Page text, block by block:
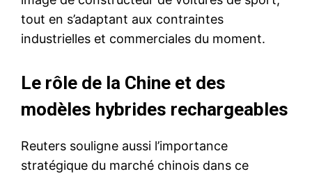
tout en s’adaptant aux contraintes
industrielles et commerciales du moment.
Le rôle de la Chine et des
modèles hybrides rechargeables
Reuters souligne aussi l’importance
stratégique du marché chinois dans ce